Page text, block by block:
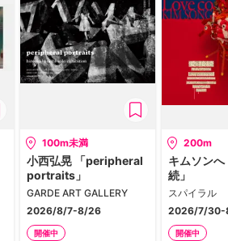
100m未満
小西弘晃 「peripheral
portraits」
GARDE ART GALLERY
2026/8/7-8/26
開催中
200m
キムソンへ
続」
スパイラル
2026/7/30-
開催中